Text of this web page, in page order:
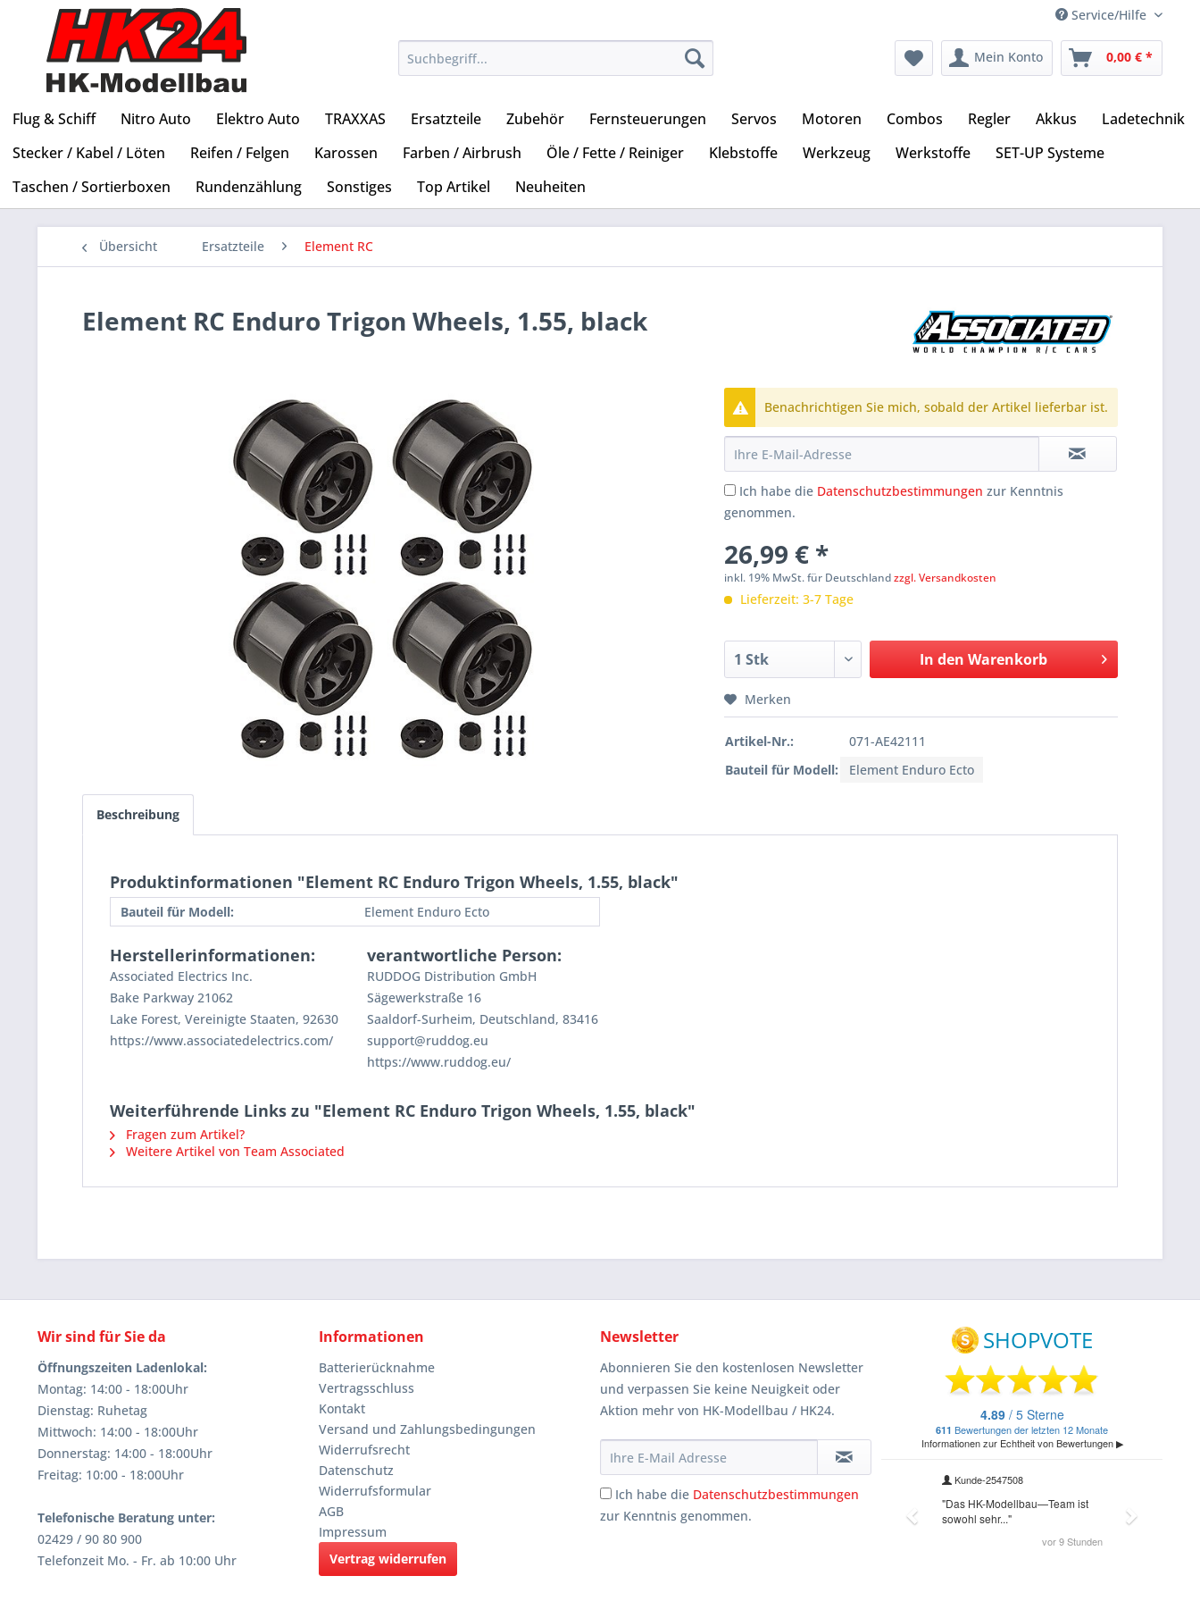
Service/Hilfe
Mein Konto 0,00 € *
Flug & Schiff Nitro Auto Elektro Auto TRAXXAS Ersatzteile Zubehör Fernsteuerungen Servos Motoren Combos Regler Akkus
Ladetechnik
Stecker / Kabel / Löten
Reifen / Felgen Karossen Farben / Airbrush Öle / Fette / Reiniger Klebstoffe Werkzeug Werkstoffe
SET-UP Systeme
Taschen / Sortierboxen
Rundenzählung Sonstiges Top Artikel Neuheiten
Übersicht Ersatzteile Element RC
Element RC Enduro Trigon Wheels, 1.55, black
Benachrichtigen Sie mich, sobald der Artikel lieferbar ist.
Ich habe die Datenschutzbestimmungen zur Kenntnis
genommen.
26,99 € *
inkl. 19% MwSt. für Deutschlandzzgl. Versandkosten
Lieferzeit: 3-7 Tage
In den Warenkorb
Merken
Artikel-Nr.:
071-AE42111
Bauteil für Modell:
Element Enduro Ecto
Beschreibung
Produktinformationen "Element RC Enduro Trigon Wheels, 1.55, black"
Bauteil für Modell: Element Enduro Ecto
Herstellerinformationen:
Associated Electrics Inc.
Bake Parkway 21062
Lake Forest, Vereinigte Staaten, 92630
https://www.associatedelectrics.com/
verantwortliche Person:
RUDDOG Distribution GmbH
Sägewerkstraße 16
Saaldorf-Surheim, Deutschland, 83416
support@ruddog.eu
https://www.ruddog.eu/
Weiterführende Links zu "Element RC Enduro Trigon Wheels, 1.55, black"
Fragen zum Artikel?
Weitere Artikel von Team Associated
Wir sind für Sie da
Öffnungszeiten Ladenlokal:
Montag: 14:00 - 18:00Uhr
Dienstag: Ruhetag
Mittwoch: 14:00 - 18:00Uhr
Donnerstag: 14:00 - 18:00Uhr
Freitag: 10:00 - 18:00Uhr
Telefonische Beratung unter:
02429 / 90 80 900
Telefonzeit Mo. - Fr. ab 10:00 Uhr
Informationen
Batterierücknahme
Vertragsschluss
Kontakt
Versand und Zahlungsbedingungen
Widerrufsrecht
Datenschutz
Widerrufsformular
AGB
Impressum
Vertrag widerrufen
Newsletter
Abonnieren Sie den kostenlosen Newsletter
und verpassen Sie keine Neuigkeit oder
Aktion mehr von HK-Modellbau / HK24.
Ich habe die Datenschutzbestimmungen
zur Kenntnis genommen.